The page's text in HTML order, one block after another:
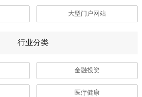
大型门户网站
行业分类
金融投资
医疗健康